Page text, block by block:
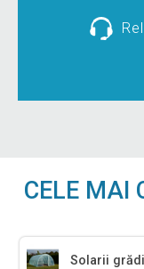
CELE MAI
Solarii